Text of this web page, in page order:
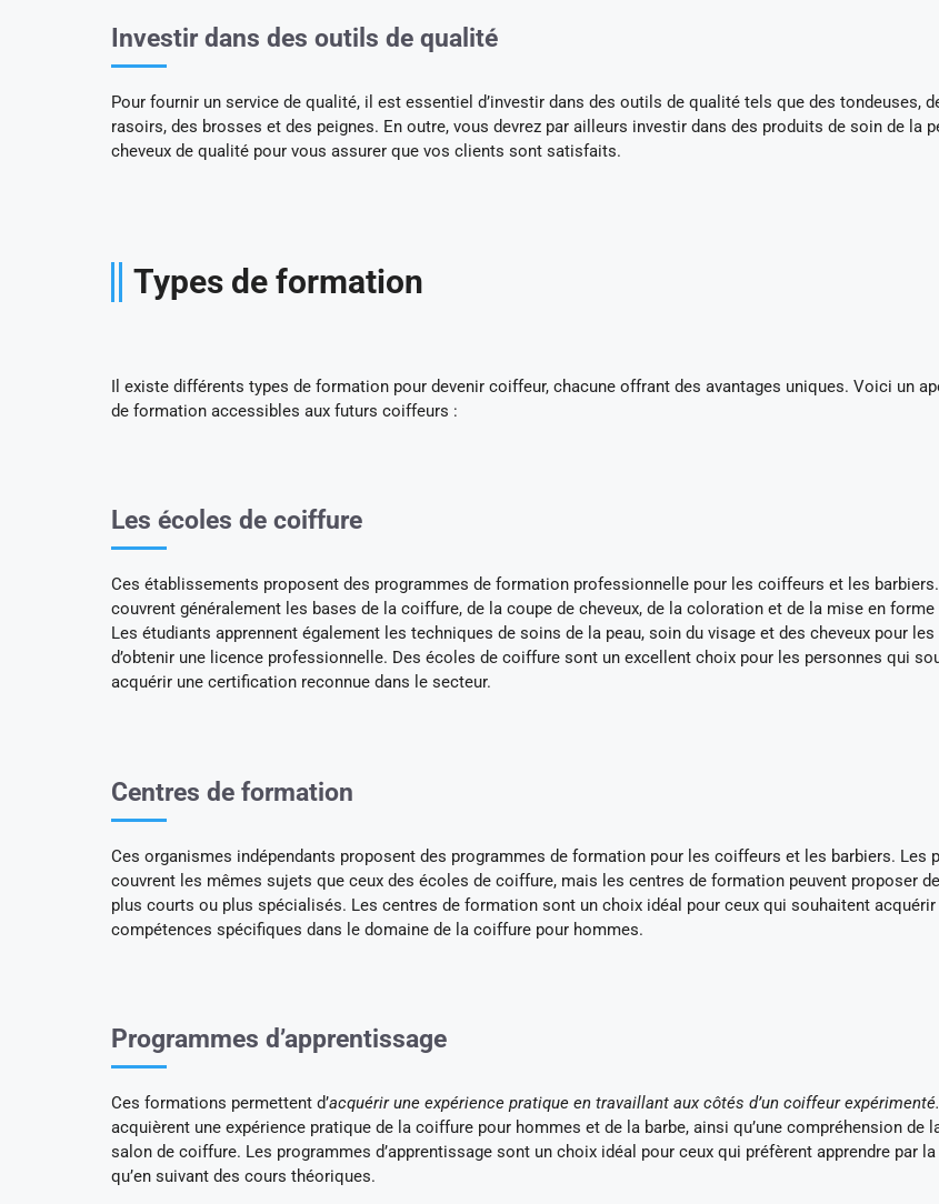
Investir dans des outils de qualité
Pour fournir un service de qualité, il est essentiel d’investir dans des outils de qualité tels que des tondeuses,
rasoirs, des brosses et des peignes. En outre, vous devrez par ailleurs investir dans des produits de soin de la
cheveux de qualité pour vous assurer que vos clients sont satisfaits.
Types de formation
Il existe différents types de formation pour devenir coiffeur, chacune offrant des avantages uniques. Voici un
de formation accessibles aux futurs coiffeurs :
Les écoles de coiffure
Ces établissements proposent des programmes de formation professionnelle pour les coiffeurs et les
couvrent généralement les bases de la coiffure, de la coupe de cheveux, de la coloration et de la mise en forme
Les étudiants apprennent également les techniques de soins de la peau, soin du visage et des cheveux pour
d’obtenir une licence professionnelle. Des écoles de coiffure sont un excellent choix pour les personnes qui
acquérir une certification reconnue dans le secteur.
Centres de formation
Ces organismes indépendants proposent des programmes de formation pour les coiffeurs et les barbiers. Les
couvrent les mêmes sujets que ceux des écoles de coiffure, mais les centres de formation peuvent proposer
plus courts ou plus spécialisés. Les centres de formation sont un choix idéal pour ceux qui souhaitent acquérir
compétences spécifiques dans le domaine de la coiffure pour hommes.
Programmes d’apprentissage
Ces formations permettent d’acquérir une expérience pratique en travaillant aux côtés d’un coiffeur expérimenté.
acquièrent une expérience pratique de la coiffure pour hommes et de la barbe, ainsi qu’une compréhension de
salon de coiffure. Les programmes d’apprentissage sont un choix idéal pour ceux qui préfèrent apprendre par
qu’en suivant des cours théoriques.